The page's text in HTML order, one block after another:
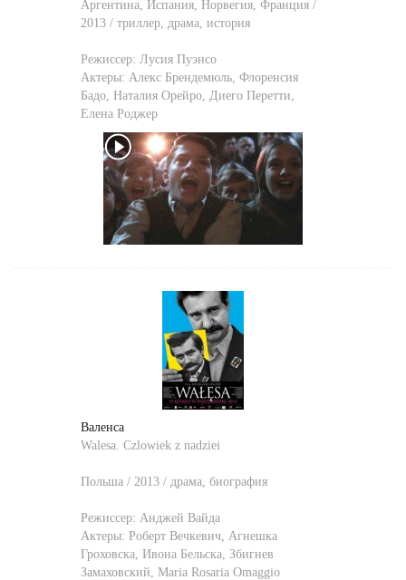
Аргентина, Испания, Норвегия, Франция /
2013 / триллер, драма, история
Режиссер: Лусия Пуэнсо
Актеры: Алекс Брендемюль, Флоренсия
Бадо, Наталия Орейро, Диего Перетти,
Елена Роджер
Валенса
Walesa. Czlowiek z nadziei
Польша / 2013 / драма, биография
Режиссер: Анджей Вайда
Актеры: Роберт Вечкевич Агнешка
Гроховска Ивона Бельска Збигнев
Замаховский Maria Rosaria Omaggio